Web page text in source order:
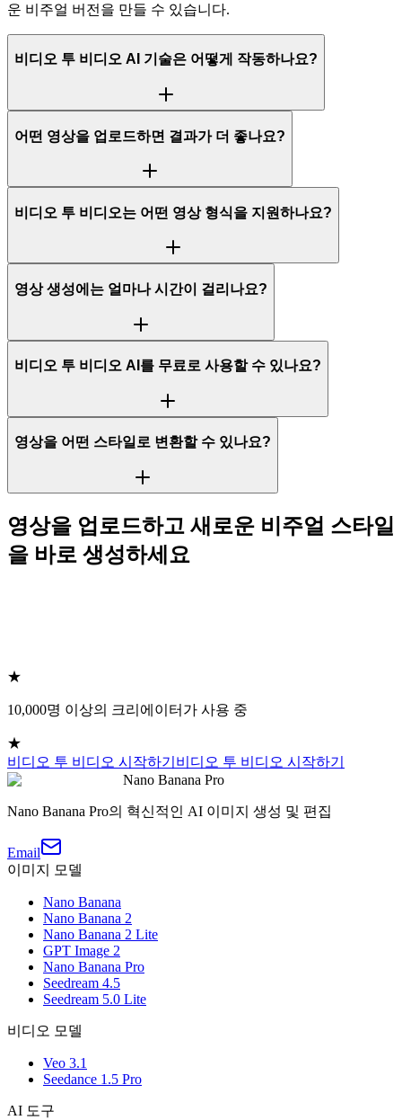
운 비주얼 버전을 만들 수 있습니다.
비디오 투 비디오 AI 기술은 어떻게 작동하나요?
어떤 영상을 업로드하면 결과가 더 좋나요?
비디오 투 비디오는 어떤 영상 형식을 지원하나요?
영상 생성에는 얼마나 시간이 걸리나요?
비디오 투 비디오 AI를 무료로 사용할 수 있나요?
영상을 어떤 스타일로 변환할 수 있나요?
영상을 업로드하고 새로운 비주얼 스타일
을 바로 생성하세요
★
10,000명 이상의 크리에이터가 사용 중
★
비디오 투 비디오 시작하기 비디오 투 비디오 시작하기
Nano Banana Pro
Nano Banana Pro의 혁신적인 AI 이미지 생성 및 편집
Email
이미지 모델
Nano Banana
Nano Banana 2
Nano Banana 2 Lite
GPT Image 2
Nano Banana Pro
Seedream 4.5
Seedream 5.0 Lite
비디오 모델
Veo 3.1
Seedance 1.5 Pro
AI 도구